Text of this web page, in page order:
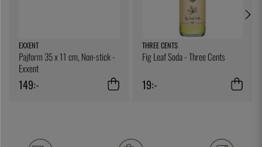
EXXENT
Pajform 35 x 11 cm, Non-stick -
Exxent
149:-
THREE CENTS
Fig Leaf Soda - Three Cents
19:-